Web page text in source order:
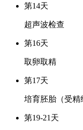
第14天
超声波检查
第16天
取卵取精
第17天
培育胚胎（受精
第19-21天